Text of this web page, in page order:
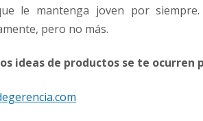
le mantenga joven por
pero no más.
ideas de productos se te ocurren